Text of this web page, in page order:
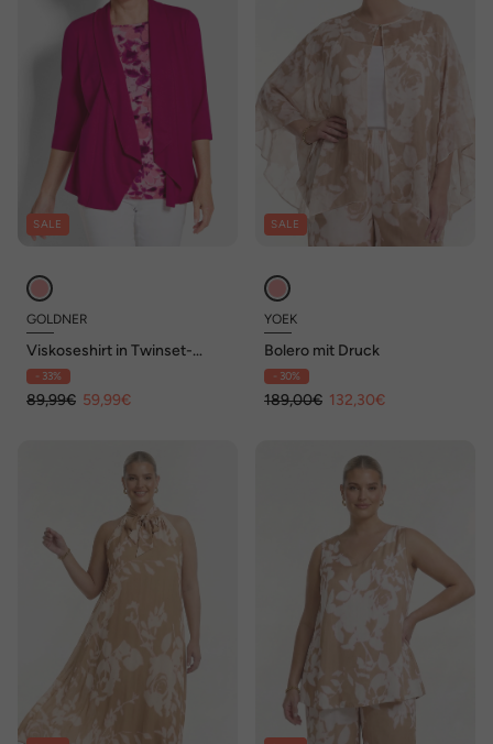
SALE
GOLDNER
Viskoseshirt in Twinset-
Optik
- 33%
89,99€ 59,99€
SALE
YOEK
Bolero mit Druck
- 30%
189,00€ 132,30€